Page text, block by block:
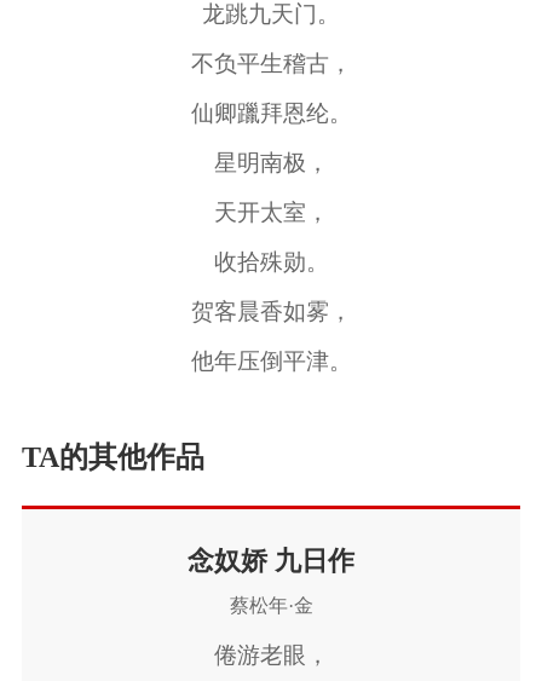
龙跳九天门。
不负平生稽古，
仙卿躐拜恩纶。
星明南极，
天开太室，
收拾殊勋。
贺客晨香如雾，
他年压倒平津。
TA的其他作品
念奴娇 九日作
蔡松年·金
倦游老眼，